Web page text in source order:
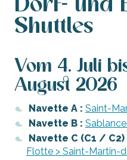
Dorf- und
Shuttles
Vom 4. Juli
August 2026
Navette A : Saint-
Navette B :
Navette C (C1 / C2)
Flotte > Saint-Martin-